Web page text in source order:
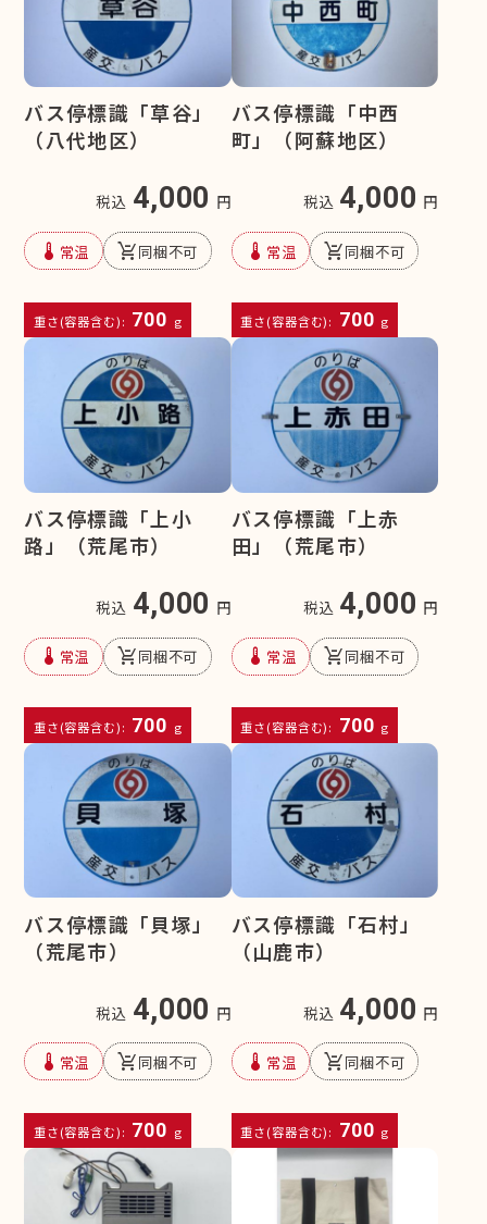
バス停標識「草谷」
（八代地区）
税込 4,000 円
device_thermostat 常温 remove_shopping_cart同梱不可
重さ(容器含む): 700 g
バス停標識「中西
町」（阿蘇地区）
税込 4,000 円
device_thermostat 常温 remove_shopping_cart同梱不可
重さ(容器含む): 700 g
バス停標識「上小
路」（荒尾市）
税込 4,000 円
device_thermostat 常温 remove_shopping_cart同梱不可
重さ(容器含む): 700 g
バス停標識「上赤
田」（荒尾市）
税込 4,000 円
device_thermostat 常温 remove_shopping_cart同梱不可
重さ(容器含む): 700 g
バス停標識「貝塚」
（荒尾市）
税込 4,000 円
device_thermostat 常温 remove_shopping_cart同梱不可
重さ(容器含む): 700 g
バス停標識「石村」
（山鹿市）
税込 4,000 円
device_thermostat 常温 remove_shopping_cart同梱不可
重さ(容器含む): 700 g